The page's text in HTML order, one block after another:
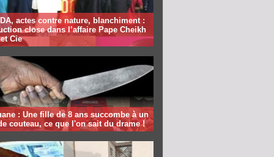
actes contre nature, blanchiment :
close dans l’affaire Pape Cheikh
Cie
: Une fille de 8 ans succombe à un
couteau, ce que l'on sait du drame !